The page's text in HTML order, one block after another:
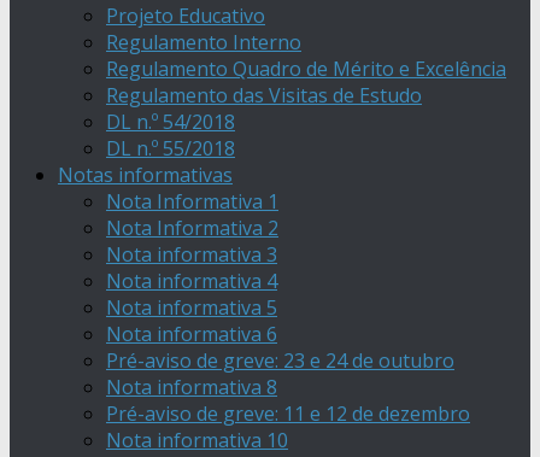
Projeto Educativo
Regulamento Interno
Regulamento Quadro de Mérito e Excelência
Regulamento das Visitas de Estudo
DL n.º 54/2018
DL n.º 55/2018
Notas informativas
Nota Informativa 1
Nota Informativa 2
Nota informativa 3
Nota informativa 4
Nota informativa 5
Nota informativa 6
Pré-aviso de greve: 23 e 24 de outubro
Nota informativa 8
Pré-aviso de greve: 11 e 12 de dezembro
Nota informativa 10